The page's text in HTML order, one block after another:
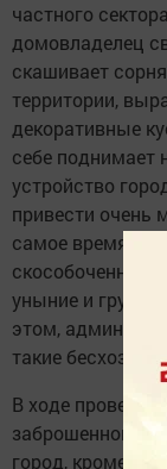
частного
домовладелец
скашивает
территории,
декоративные
себе поднимает
устройство
привести очень
самое время
уныние и
этом,
такие
В ходе
заброшенном
город, кроме